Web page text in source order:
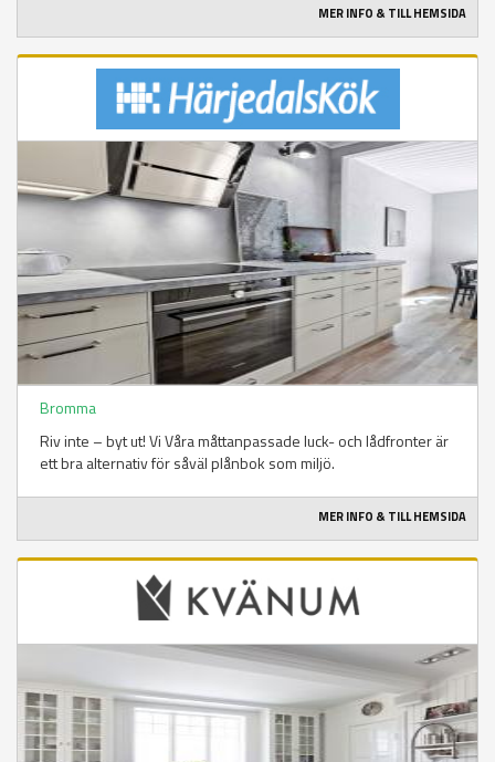
MER INFO & TILL HEMSIDA
Bromma
Riv inte – byt ut! Vi Våra måttanpassade luck- och lådfronter är
ett bra alternativ för såväl plånbok som miljö.
MER INFO & TILL HEMSIDA